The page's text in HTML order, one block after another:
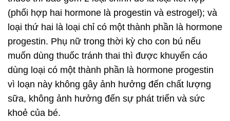
(phối hợp hai hormone là progestin và estrogel); và
loại thứ hai là loại chỉ có một thành phần là hormone
progestin. Phụ nữ trong thời kỳ cho con bú nếu
muốn dùng thuốc tránh thai thì được khuyến cáo
dùng loại có một thành phần là hormone progestin
vì loạn này không gây ảnh hưởng đến chất lượng
sữa, không ảnh hưởng đến sự phát triển và sức
khoẻ của bé.